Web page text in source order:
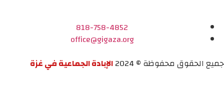
818-758-4852
office@gigaza.org
جميع الحقوق محفوظة © 2024
الإبادة الجماعية في غزة